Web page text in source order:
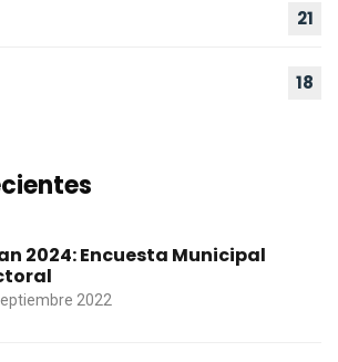
21
18
2024: Encuesta Municipal
2022